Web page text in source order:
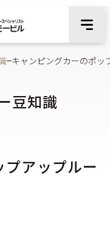
キャンピングカーのポッ
豆知識
アップルー